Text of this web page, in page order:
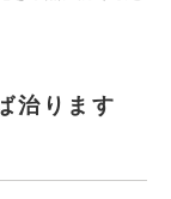
治ります